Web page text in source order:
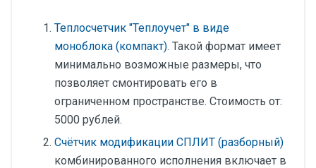
Теплосчетчик "Теплоучет" в виде
моноблока (компакт). Такой формат имеет
минимально возможные размеры, что
позволяет смонтировать его в
ограниченном пространстве. Стоимость от:
5000 рублей.
Счётчик модификации СПЛИТ (разборный)
комбинированного исполнения включает в